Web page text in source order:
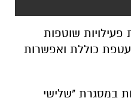
שוטפות
כוללת ואפשרות
במסגרת "שלישי